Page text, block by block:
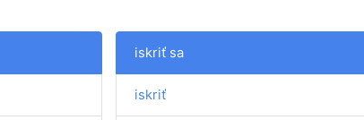
iskriť sa
iskriť